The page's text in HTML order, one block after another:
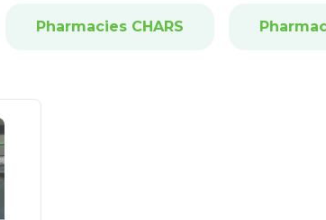
Pharmacies CHARS